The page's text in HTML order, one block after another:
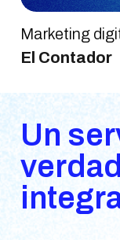
Marketing
El Contador
Un